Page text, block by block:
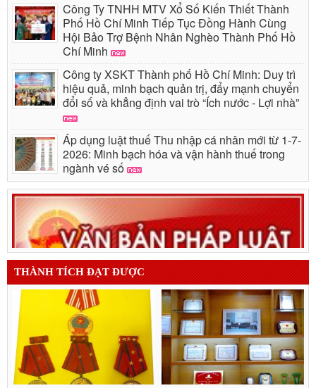
Công Ty TNHH MTV Xổ Số Kiến Thiết Thành
Phố Hồ Chí Minh Tiếp Tục Đồng Hành Cùng
Hội Bảo Trợ Bệnh Nhân Nghèo Thành Phố Hồ
Chí Minh
Công ty XSKT Thành phố Hồ Chí Minh: Duy trì
hiệu quả, minh bạch quản trị, đẩy mạnh chuyển
đổi số và khẳng định vai trò “Ích nước - Lợi nhà”
Áp dụng luật thuế Thu nhập cá nhân mới từ 1-7-
2026: Minh bạch hóa và vận hành thuế trong
ngành vé số
THÀNH TÍCH ĐẠT ĐƯỢC